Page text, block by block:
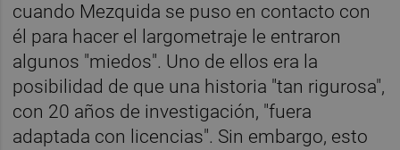
cuando Mezquida se puso en contacto con
él para hacer el largometraje le entraron
algunos "miedos". Uno de ellos era la
posibilidad de que una historia "tan rigurosa",
con 20 años de investigación, "fuera
adaptada con licencias". Sin embargo, esto